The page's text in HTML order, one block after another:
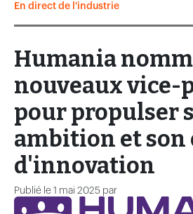
En direct de l'industrie
Humania
nouveaux vice-
pour propulser
ambition et son
d'innovation
Publié le 1 mai 2025 par